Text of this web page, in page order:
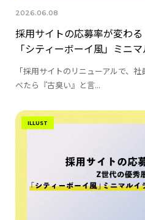
2026.06.08
採用サイトの応募率が変わ
「シティーボーイ風」ミニ
「採用サイトのリニューアルで、
べたら『古臭い』と言...
ILLUST